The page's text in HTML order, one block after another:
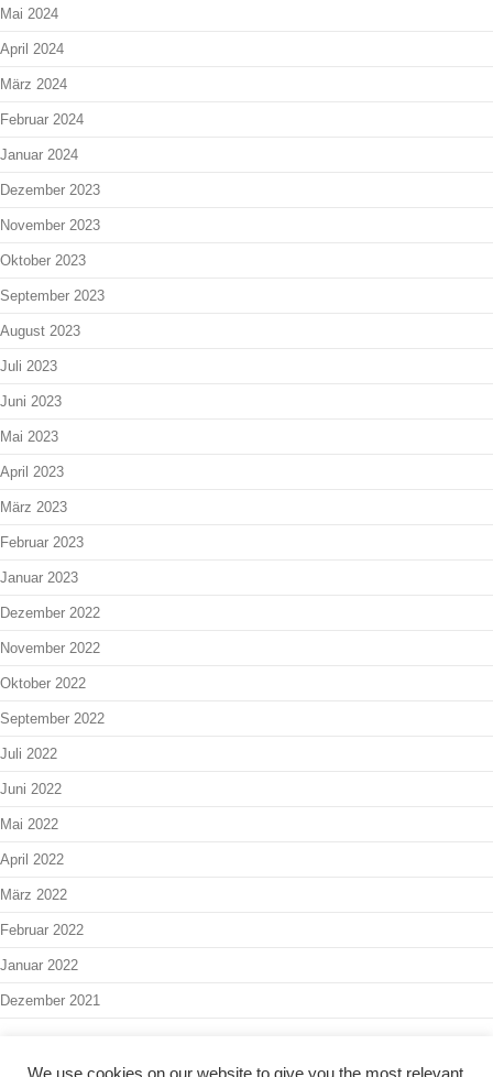
Mai 2024
April 2024
März 2024
Februar 2024
Januar 2024
Dezember 2023
November 2023
Oktober 2023
September 2023
August 2023
Juli 2023
Juni 2023
Mai 2023
April 2023
März 2023
Februar 2023
Januar 2023
Dezember 2022
November 2022
Oktober 2022
September 2022
Juli 2022
Juni 2022
Mai 2022
April 2022
März 2022
Februar 2022
Januar 2022
Dezember 2021